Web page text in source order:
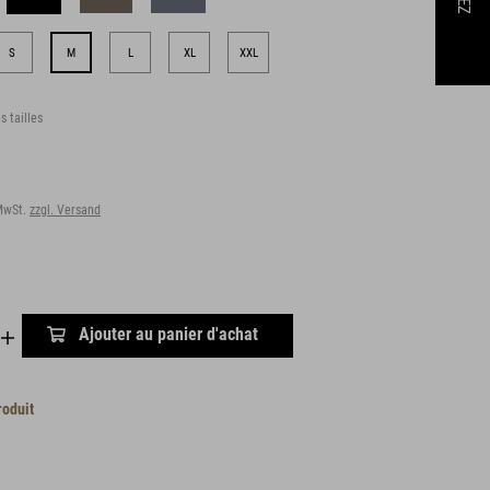
S M L XL XXL
tailles
zzgl. Versand
Ajouter au panier d'achat